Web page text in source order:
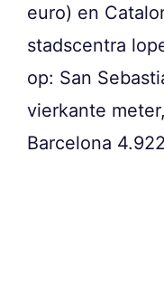
euro) en
stadscentra
op: San
vierkante
Barcelona